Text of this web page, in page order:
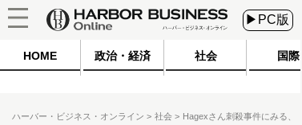
▶PC版
HOME 政治・経済 社会 国際
ハーバー・ビジネス・オンライン 社会
Hagexさん刺殺事件にみる、